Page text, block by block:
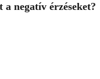
negatív érzéseket?